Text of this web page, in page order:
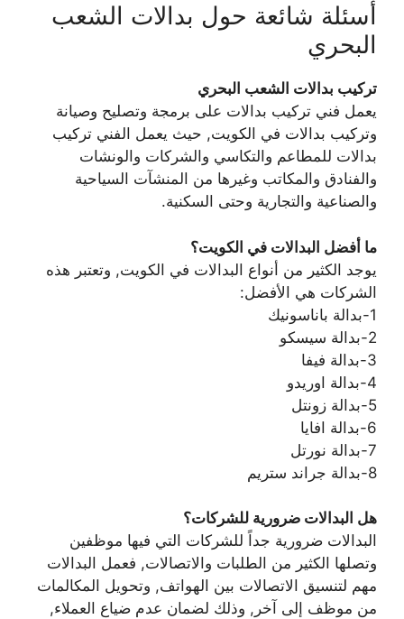
أسئلة شائعة حول بدالات الشعب
البحري
تركيب بدالات الشعب البحري
يعمل فني تركيب بدالات على برمجة وتصليح وصيانة
وتركيب بدالات في الكويت, حيث يعمل الفني تركيب
بدالات للمطاعم والتكاسي والشركات والونشات
والفنادق والمكاتب وغيرها من المنشآت السياحية
والصناعية والتجارية وحتى السكنية.
ما أفضل البدالات في الكويت؟
يوجد الكثير من أنواع البدالات في الكويت, وتعتبر هذه
الشركات هي الأفضل:
1-بدالة باناسونيك
2-بدالة سيسكو
3-بدالة فيفا
4-بدالة اوريدو
5-بدالة زونتل
6-بدالة افايا
7-بدالة نورتل
8-بدالة جراند ستريم
هل البدالات ضرورية للشركات؟
البدالات ضرورية جداً للشركات التي فيها موظفين
وتصلها الكثير من الطلبات والاتصالات, فعمل البدالات
مهم لتنسيق الاتصالات بين الهواتف, وتحويل المكالمات
من موظف إلى آخر, وذلك لضمان عدم ضياع العملاء,